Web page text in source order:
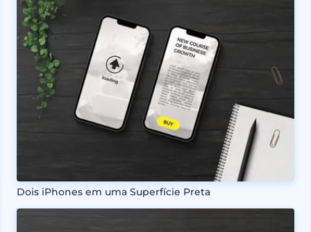
Dois iPhones em uma Superfície Preta